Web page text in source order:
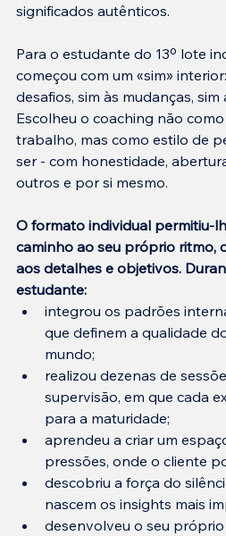
significados autênticos.
Para o estudante do 13º lote
começou com um «sim»
desafios, sim às mudanças,
Escolheu o coaching não
trabalho, mas como estilo de
ser - com honestidade,
outros e por si mesmo.
O formato individual permitiu-
caminho ao seu próprio ritmo,
aos detalhes e objetivos.
estudante:
integrou os padrões
que definem a qualidade
mundo;
realizou dezenas de
supervisão, em que cada
para a maturidade;
aprendeu a criar um
pressões, onde o cliente
descobriu a força do
nascem os insights mais
desenvolveu o seu